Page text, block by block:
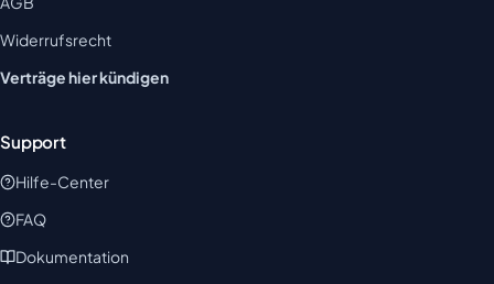
Widerrufsrecht
Verträge hier kündigen
Support
Hilfe-Center
FAQ
Dokumentation